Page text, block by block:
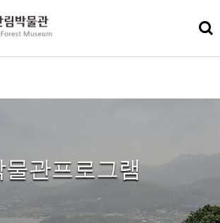
물관프로그램